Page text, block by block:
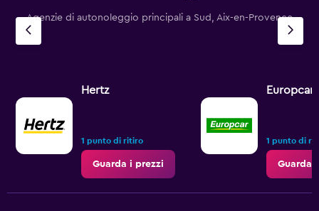
Agenzie di autonoleggio principali a Sud, Aix-en-Provence
Hertz
1 punto di ritiro
Guarda i prezzi
Europcar
1 punto di
Guarda